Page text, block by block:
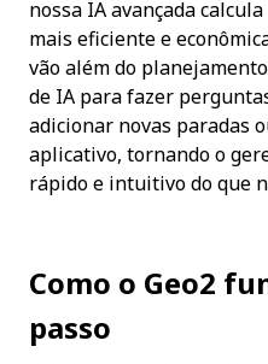
nossa IA avançada
mais eficiente e
vão além do
de IA para fazer
adicionar novas paradas
aplicativo, tornando o
rápido e intuitivo do que
Como o Geo2
passo